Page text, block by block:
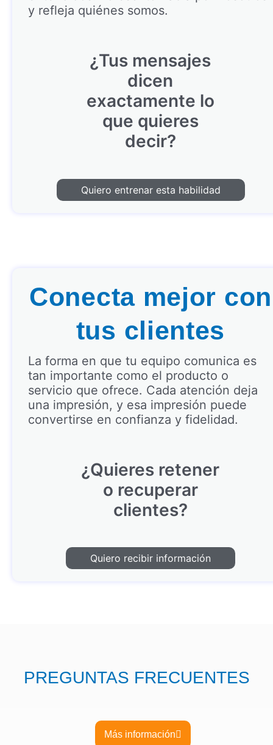
y refleja quiénes somos.
¿Tus mensajes
dicen
exactamente lo
que quieres
decir?
Quiero entrenar esta habilidad
Conecta mejor con
tus clientes
La forma en que tu equipo comunica es
tan importante como el producto o
servicio que ofrece. Cada atención deja
una impresión, y esa impresión puede
convertirse en confianza y fidelidad.
¿Quieres retener
o recuperar
clientes?
Quiero recibir información
PREGUNTAS FRECUENTES
Más información